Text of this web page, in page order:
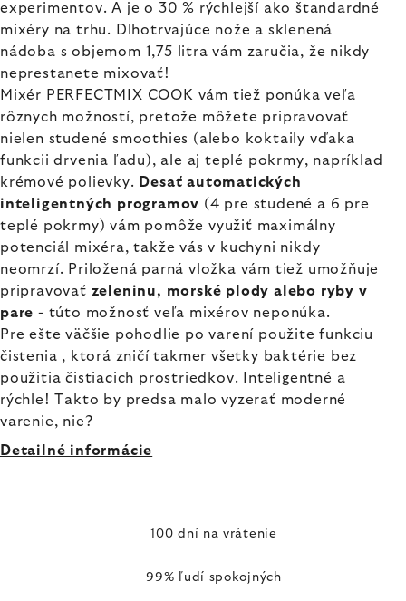
experimentov. A je o 30 % rýchlejší ako štandardné
mixéry na trhu. Dlhotrvajúce nože a sklenená
nádoba s objemom 1,75 litra vám zaručia, že nikdy
neprestanete mixovať!
Mixér PERFECTMIX COOK vám tiež ponúka veľa
rôznych možností, pretože môžete pripravovať
nielen studené smoothies (alebo koktaily vďaka
funkcii drvenia ľadu), ale aj teplé pokrmy, napríklad
krémové polievky. Desať automatických
inteligentných programov (4 pre studené a 6 pre
teplé pokrmy) vám pomôže využiť maximálny
potenciál mixéra, takže vás v kuchyni nikdy
neomrzí. Priložená parná vložka vám tiež umožňuje
pripravovať zeleninu, morské plody alebo ryby v
pare - túto možnosť veľa mixérov neponúka.
Pre ešte väčšie pohodlie po varení použite funkciu
čistenia , ktorá zničí takmer všetky baktérie bez
použitia čistiacich prostriedkov. Inteligentné a
rýchle! Takto by predsa malo vyzerať moderné
varenie, nie?
Detailné informácie
100 dní na vrátenie
99% ľudí spokojných